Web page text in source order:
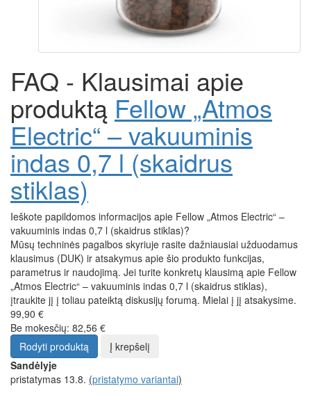
FAQ - Klausimai apie
produktą Fellow „Atmos
Electric“ – vakuuminis
indas 0,7 l (skaidrus
stiklas)
Ieškote papildomos informacijos apie Fellow „Atmos Electric“ –
vakuuminis indas 0,7 l (skaidrus stiklas)?
Mūsų techninės pagalbos skyriuje rasite dažniausiai užduodamus
klausimus (DUK) ir atsakymus apie šio produkto funkcijas,
parametrus ir naudojimą. Jei turite konkretų klausimą apie Fellow
„Atmos Electric“ – vakuuminis indas 0,7 l (skaidrus stiklas),
įtraukite jį į toliau pateiktą diskusijų forumą. Mielai į jį atsakysime.
99,90 €
Be mokesčių: 82,56 €
Rodyti produktą
Į krepšelį
Sandėlyje
pristatymas 13.8. (pristatymo variantai)